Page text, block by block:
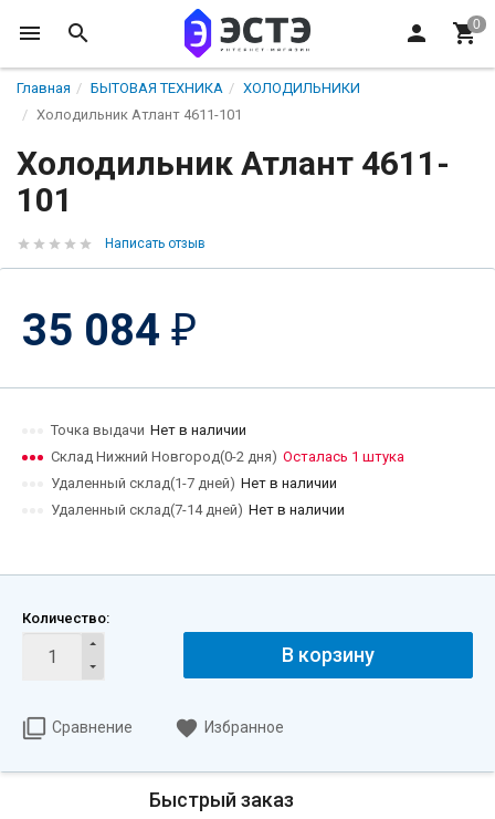
Главная БЫТОВАЯ ТЕХНИКА
ХОЛОДИЛЬНИКИ
Холодильник Атлант 4611-101
Холодильник Атлант 4611-
101
Написать отзыв
35 084 ₽
Точка выдачи Нет в наличии
Склад Нижний Новгород(0-2 дня) Осталась 1 штука
Удаленный склад(1-7 дней) Нет в наличии
Удаленный склад(7-14 дней) Нет в наличии
Количество:
В корзину
Сравнение Избранное
Быстрый заказ